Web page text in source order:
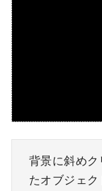
背景に斜め
たオブジェク